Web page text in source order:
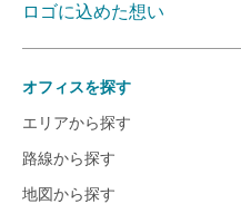
ロゴに込めた想い
オフィスを探す
エリアから探す
路線から探す
地図から探す